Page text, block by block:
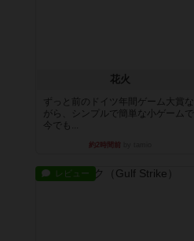
花火
ずっと前のドイツ年間ゲーム大賞な
がら、シンプルで簡単な小ゲームで
今でも...
約2時間前
レビュー